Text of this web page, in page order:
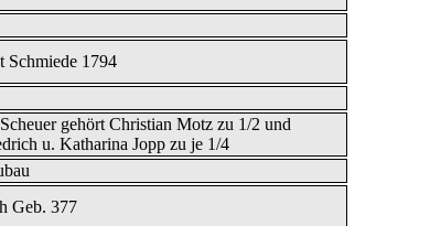
Schmiede 1794
gehört Christian Motz zu 1/2 und
u. Katharina Jopp zu je 1/4
Geb. 377